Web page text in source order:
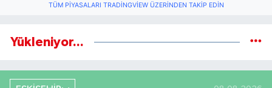
TÜM PIYASALARI TRADINGVIEW ÜZERINDEN TAKIP EDIN
Yükleniyor...